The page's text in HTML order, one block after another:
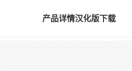
产品详情汉化版下载